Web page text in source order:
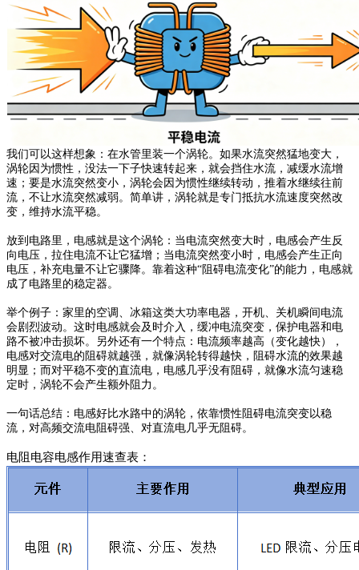
我们可以这样想象：在水管里装一个涡轮。如果水流突然猛地变大，
涡轮因为惯性，没法一下子快速转起来，就会挡住水流，减缓水流增
速；要是水流突然变小，涡轮会因为惯性继续转动，推着水继续往前
流，不让水流突然减弱。简单讲，涡轮就是专门抵抗水流速度突然改
变，维持水流平稳。
放到电路里，电感就是这个涡轮：当电流突然变大时，电感会产生反
向电压，拉住电流不让它猛增；当电流突然变小时，电感会产生正向
电压，补充电量不让它骤降。靠着这种“阻碍电流变化”的能力，电感就
成了电路里的稳定器。
举个例子：家里的空调、冰箱这类大功率电器，开机、关机瞬间电流
会剧烈波动。这时电感就会及时介入，缓冲电流突变，保护电器和电
路不被冲击损坏。另外还有一个特点：电流频率越高（变化越快），
电感对交流电的阻碍就越强，就像涡轮转得越快，阻碍水流的效果越
明显；而对平稳不变的直流电，电感几乎没有阻碍，就像水流匀速稳
定时，涡轮不会产生额外阻力。
一句话总结：电感好比水路中的涡轮，依靠惯性阻碍电流突变以稳
流，对高频交流电阻碍强、对直流电几乎无阻碍。
电阻电容电感作用速查表 ：